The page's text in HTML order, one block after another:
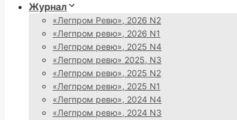
Журнал
«Легпром Ревю», 2026 N2
«Легпром ревю», 2026 N1
«Легпром ревю», 2025 N4
«Легпром ревю» 2025, N3
«Легпром ревю», 2025 N2
«Легпром ревю», 2025 N1
«Легпром ревю», 2024 N4
«Легпром ревю», 2024 N3